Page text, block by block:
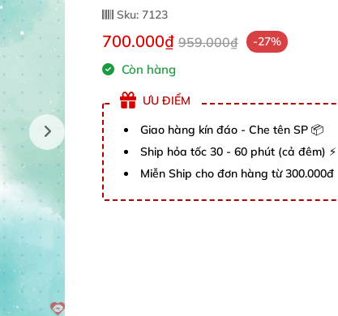
Sku: 7123
700.000₫ 959.000₫ -27%
Còn hàng
ƯU ĐIỂM
Giao hàng kín đáo - Che tên SP 📦
Ship hỏa tốc 30 - 60 phút (cả đêm) ⚡
Miễn Ship cho đơn hàng từ 300.000đ